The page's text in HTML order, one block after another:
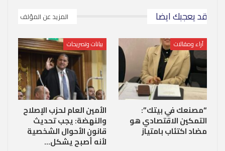
قد يعجبك ايضا المزيد عن المؤلف
آراء ومقالات
“مصنعك في بيتك”:
التمكين الاقتصادي هو
مضاد اكتئاب بامتياز
بيانات وتصريحات
الأمين العام لحزب الإصلاح
والنهضة: يجب تحديث
قانون الأحوال الشخصية
لأنه أصبح يشكل…